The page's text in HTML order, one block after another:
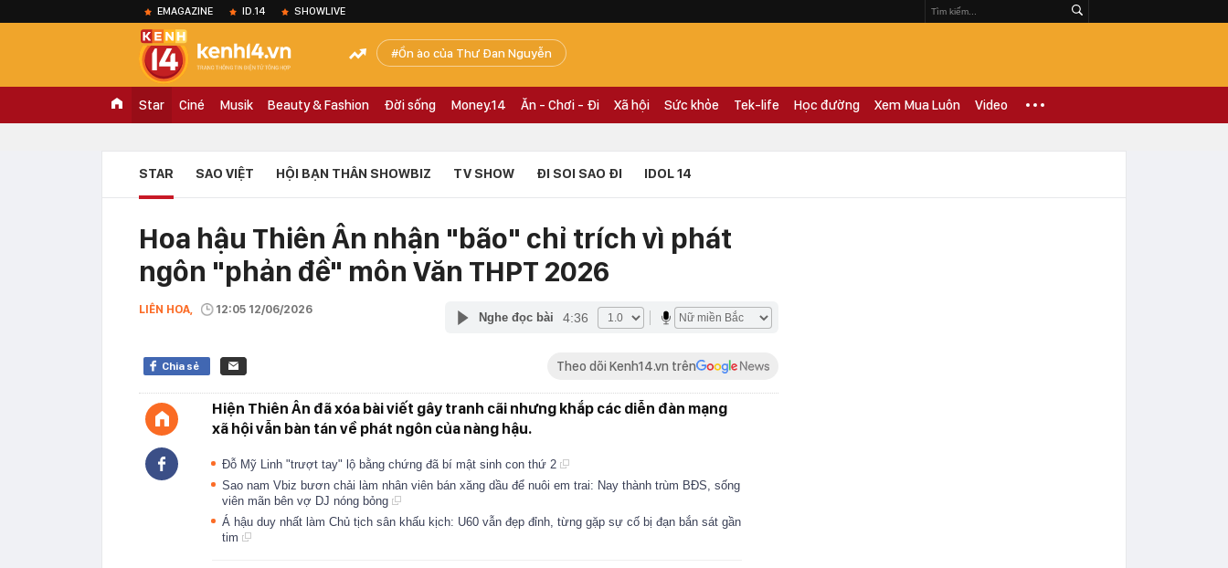
EMAGAZINE ID.14 SHOWLIVE
Ồn ào của Thư Đan Nguyễn
Star Ciné Musik Beauty & Fashion Đời sống Money.14 Ăn - Chơi - Đi Xã hội Sức khỏe Tek-life Học đường Xem Mua Luôn Video
STAR SAO VIỆT HỘI BẠN THÂN SHOWBIZ TV SHOW ĐI SOI SAO ĐI IDOL 14
Hoa hậu Thiên Ân nhận "bão" chỉ trích vì phát
ngôn "phản đề" môn Văn THPT 2026
LIÊN HOA, 12:05 12/06/2026
Nghe đọc bài 4:36
Chia sẻ Theo dõi Kenh14.vn trên
Hiện Thiên Ân đã xóa bài viết gây tranh cãi nhưng khắp các diễn đàn mạng
xã hội vẫn bàn tán về phát ngôn của nàng hậu.
Đỗ Mỹ Linh "trượt tay" lộ bằng chứng đã bí mật sinh con thứ 2
Sao nam Vbiz bươn chải làm nhân viên bán xăng dầu để nuôi em trai: Nay thành trùm BĐS, sống
viên mãn bên vợ DJ nóng bỏng
Á hậu duy nhất làm Chủ tịch sân khấu kịch: U60 vẫn đẹp đỉnh, từng gặp sự cố bị đạn bắn sát gần
tim